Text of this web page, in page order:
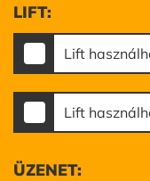
LIFT:
Lift
Lift
ÜZENET: